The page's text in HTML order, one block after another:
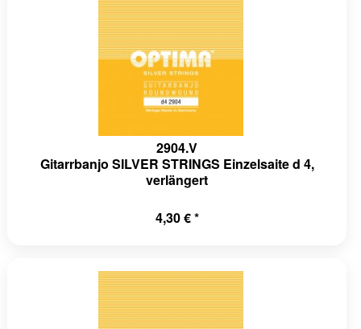
2904.V
Gitarrbanjo SILVER STRINGS Einzelsaite d 4,
verlängert
4,30 € *